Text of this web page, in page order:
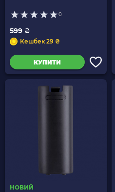
0
599 ₴
Кешбек 29 ₴
КУПИТИ
НОВИЙ